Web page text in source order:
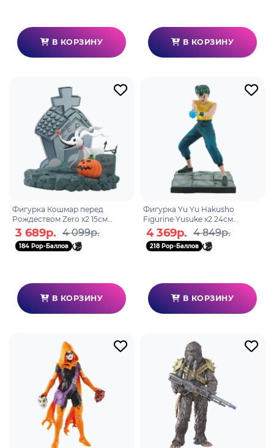
В КОРЗИНУ В КОРЗИНУ
Фигурка Кошмар перед
Рождеством Zero x2 15см
ABYFIG038
3 689р. 4 099р.
184 Pop-Баллов
В КОРЗИНУ
Фигурка Yu Yu Hakusho
Figurine Yusuke x2 24см
ABYFIG034
4 369р. 4 849р.
218 Pop-Баллов
В КОРЗИНУ